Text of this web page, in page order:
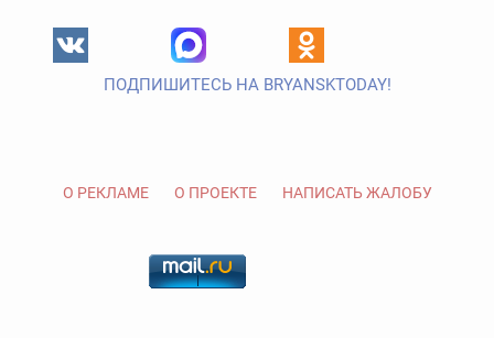
ПОДПИШИТЕСЬ НА BRYANSKTODAY!
О РЕКЛАМЕ О ПРОЕКТЕ НАПИСАТЬ ЖАЛОБУ